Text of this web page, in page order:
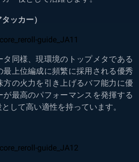
ッカー）
タ同様、現環境のトップメタである
最上位編成に頻繁に採用される優秀
方の火力を引き上げるバフ能力に優
最高のパフォーマンスを発揮する
して高い適性を持っています。